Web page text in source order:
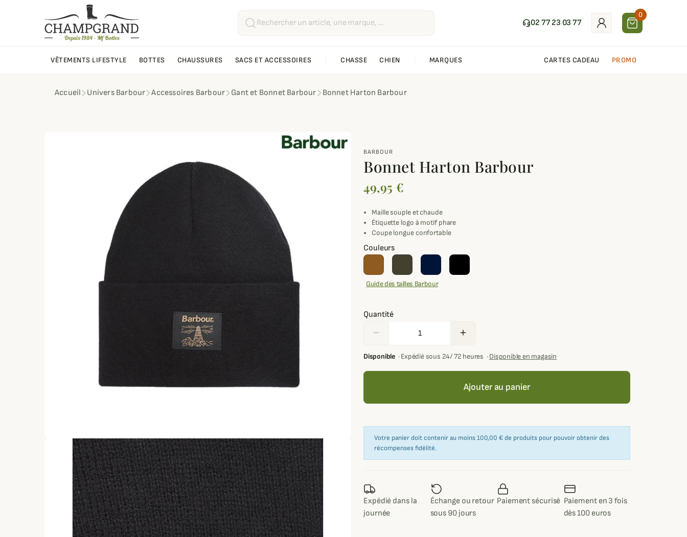
02 77 23 03 77
0
VÊTEMENTS LIFESTYLE BOTTES CHAUSSURES SACS ET ACCESSOIRES CHASSE CHIEN MARQUES CARTES CADEAU PROMO
Accueil Univers Barbour Accessoires Barbour Gant et Bonnet Barbour Bonnet Harton Barbour
BARBOUR
Bonnet Harton Barbour
49,95 €
Maille souple et chaude
Étiquette logo à motif phare
Coupe longue confortable
Couleurs
Guide des tailles Barbour
Quantité
remove add
Disponible ·Expédié sous 24/ 72 heures ·Disponible en magasin
Ajouter au panier
Votre panier doit contenir au moins 100,00 € de produits pour pouvoir obtenir des
récompenses fidélité.
Expédié dans la
journée
Échange ou retour
sous 90 jours
Paiement sécurisé Paiement en 3 fois
dès 100 euros